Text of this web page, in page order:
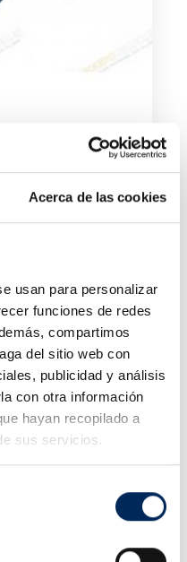
Acerca de las cookies
usan para personalizar
funciones de redes
compartimos
del sitio web con
publicidad y análisis
con otra información
hayan recopilado a
sus servicios.
Ciseaux 3 Tonnes